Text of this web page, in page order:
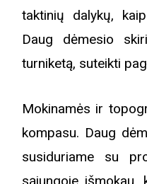
taktinių dalykų,
Daug dėmesio
turniketą, suteikti
Mokinamės ir
kompasu. Daug
susiduriame su
sąjungoje